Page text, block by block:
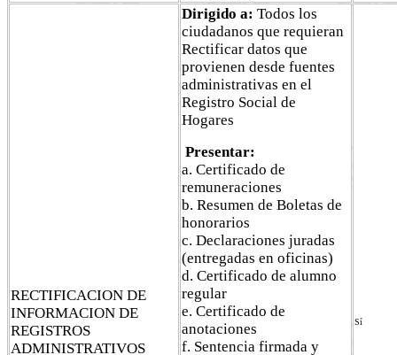
RECTIFICACION DE
INFORMACION DE
REGISTROS
ADMINISTRATIVOS
Dirigido a: Todos los
ciudadanos que requieran
Rectificar datos que
provienen desde fuentes
administrativas en el
Registro Social de
Hogares
Presentar:
a. Certificado de
remuneraciones
b. Resumen de Boletas de
honorarios
c. Declaraciones juradas
(entregadas en oficinas)
d. Certificado de alumno
regular
e. Certificado de
anotaciones
f. Sentencia firmada y
Sí